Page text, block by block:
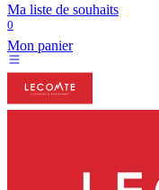
Ma liste de souhaits
0
Mon panier